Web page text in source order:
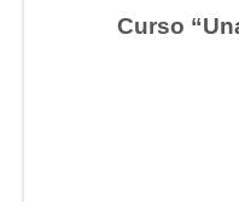
Curso